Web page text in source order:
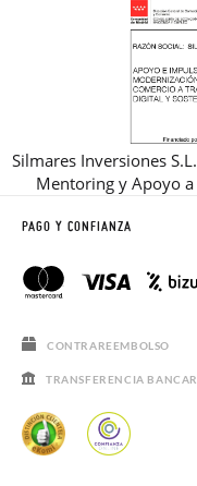
Silmares Inversiones
Mentoring y Apoyo
PAGO Y CONFIANZA
CONTRAREEMBOLSO
TRANSFERENCIA